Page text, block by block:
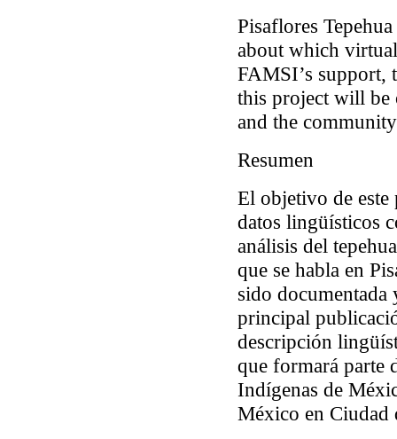
Pisaflores
about which
FAMSI’s support,
this project will be
and the
Resumen
El objetivo de este
datos lingüísticos
análisis del
que se habla en
sido documentada
principal
descripción
que formará parte
Indígenas de
México en Ciudad